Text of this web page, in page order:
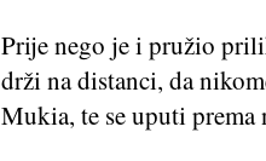
Prije nego je i pružio
drži na distanci, da
Mukia, te se uputi prema